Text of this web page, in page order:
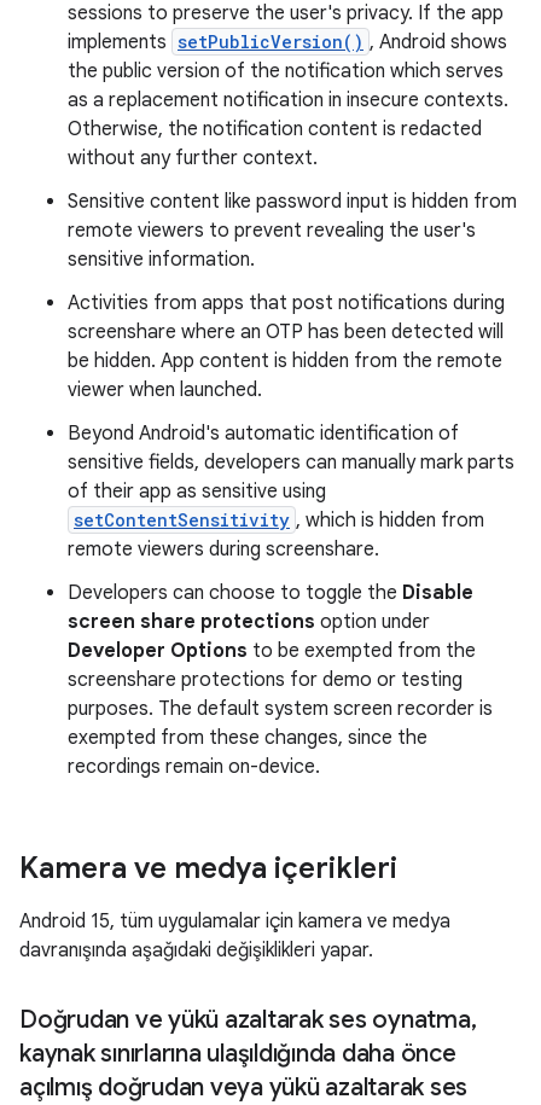
sessions to preserve the user's privacy. If the app
implements setPublicVersion() , Android shows
the public version of the notification which serves
as a replacement notification in insecure contexts.
Otherwise, the notification content is redacted
without any further context.
Sensitive content like password input is hidden from
remote viewers to prevent revealing the user's
sensitive information.
Activities from apps that post notifications during
screenshare where an OTP has been detected will
be hidden. App content is hidden from the remote
viewer when launched.
Beyond Android's automatic identification of
sensitive fields, developers can manually mark parts
of their app as sensitive using
setContentSensitivity , which is hidden from
remote viewers during screenshare.
Developers can choose to toggle the Disable
screen share protections option under
Developer Options to be exempted from the
screenshare protections for demo or testing
purposes. The default system screen recorder is
exempted from these changes, since the
recordings remain on-device.
Kamera ve medya içerikleri
Android 15, tüm uygulamalar için kamera ve medya
davranışında aşağıdaki değişiklikleri yapar.
Doğrudan ve yükü azaltarak ses oynatma,
kaynak sınırlarına ulaşıldığında daha önce
açılmış doğrudan veya yükü azaltarak ses